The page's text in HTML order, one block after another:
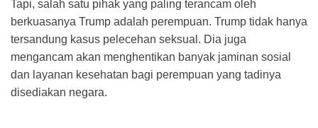
Tapi, salah satu pihak yang paling terancam oleh
berkuasanya Trump adalah perempuan. Trump tidak hanya
tersandung kasus pelecehan seksual. Dia juga
mengancam akan menghentikan banyak jaminan sosial
dan layanan kesehatan bagi perempuan yang tadinya
disediakan negara.